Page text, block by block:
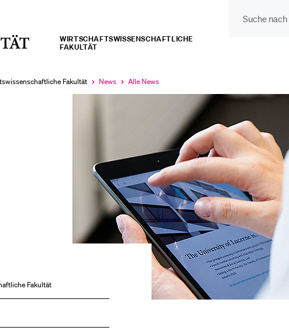
Universität
WIRTSCHAFTS­­­WISSENSCHAFTLICHE
FAKULTÄT
Fakultät
Aktuell
ausgewählt
News
Aktuell
ausgewählt
Alle News
Fakultät
Lehrpersonen
Studierende
Forschende